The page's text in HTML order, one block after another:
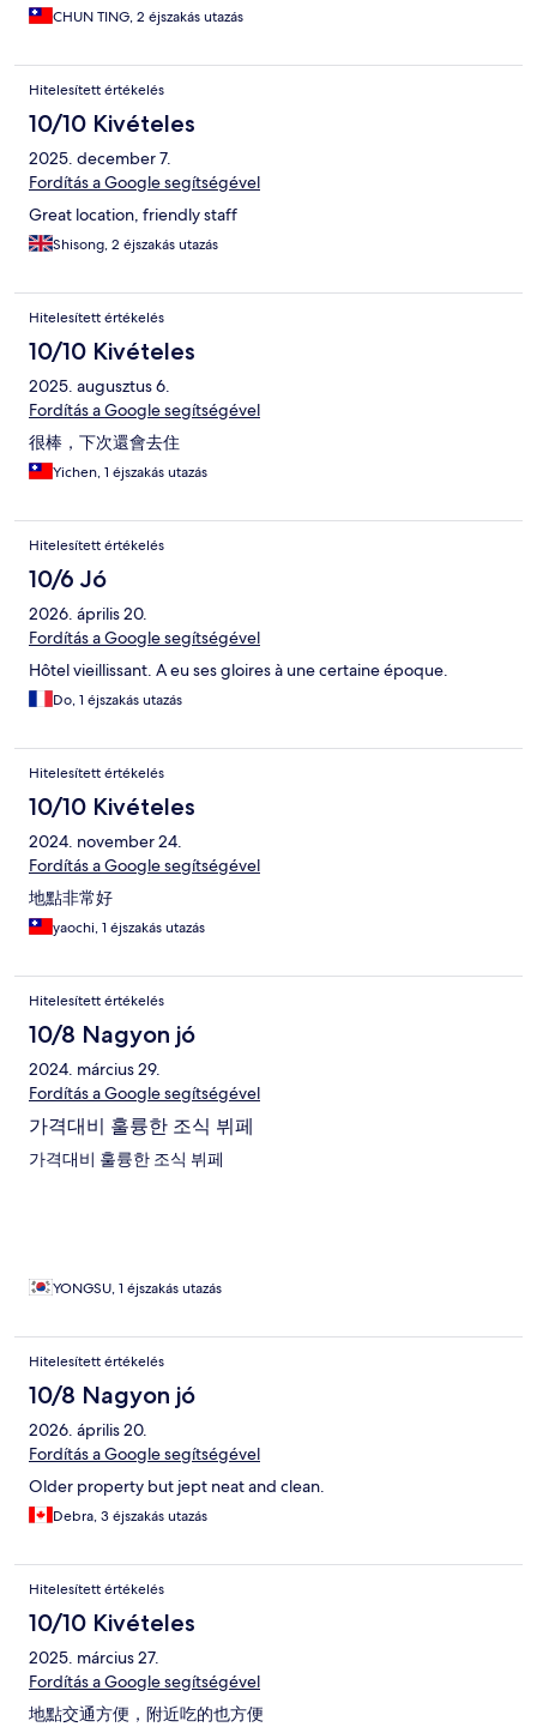
CHUN TING, 2 éjszakás utazás
Hitelesített értékelés
10/10 Kivételes
2025. december 7.
Fordítás a Google segítségével
Great location, friendly staff
Shisong, 2 éjszakás utazás
Hitelesített értékelés
10/10 Kivételes
2025. augusztus 6.
Fordítás a Google segítségével
很棒，下次還會去住
Yichen, 1 éjszakás utazás
Hitelesített értékelés
10/6 Jó
2026. április 20.
Fordítás a Google segítségével
Hôtel vieillissant. A eu ses gloires à une certaine époque.
Do, 1 éjszakás utazás
Hitelesített értékelés
10/10 Kivételes
2024. november 24.
Fordítás a Google segítségével
地點非常好
yaochi, 1 éjszakás utazás
Hitelesített értékelés
10/8 Nagyon jó
2024. március 29.
Fordítás a Google segítségével
가격대비 훌륭한 조식 뷔페
가격대비 훌륭한 조식 뷔페
YONGSU, 1 éjszakás utazás
Hitelesített értékelés
10/8 Nagyon jó
2026. április 20.
Fordítás a Google segítségével
Older property but jept neat and clean.
Debra, 3 éjszakás utazás
Hitelesített értékelés
10/10 Kivételes
2025. március 27.
Fordítás a Google segítségével
地點交通方便，附近吃的也方便